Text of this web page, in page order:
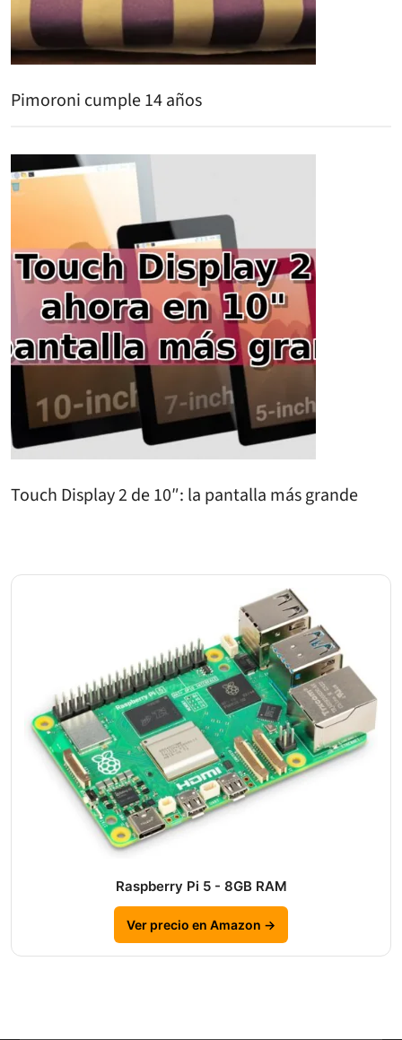
Pimoroni cumple 14 años
Touch Display 2 de 10″: la pantalla más grande
Raspberry Pi 5 - 8GB RAM
Ver precio en Amazon →